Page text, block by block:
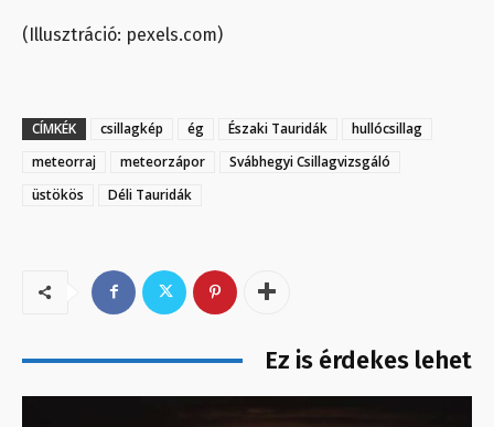
(Illusztráció: pexels.com)
CÍMKÉK csillagkép ég Északi Tauridák
hullócsillag
meteorraj
meteorzápor
Svábhegyi Csillagvizsgáló
üstökös
Déli Tauridák
Ez is érdekes lehet